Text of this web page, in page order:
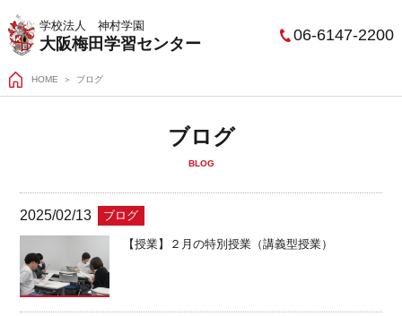
学校法人 神村学園
大阪梅田学習センター 06-6147-2200
HOME ブログ
ブログ
BLOG
2025/02/13 ブログ
【授業】２月の特別授業（講義型授業）